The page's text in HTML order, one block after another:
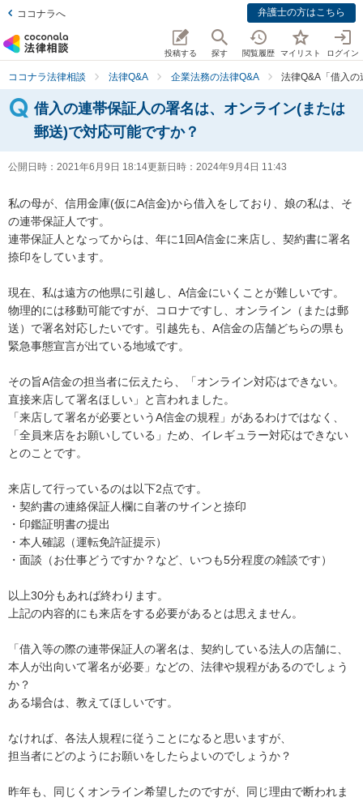
ココナラへ 弁護士の方はこちら
投稿する 探す 閲覧履歴 マイリスト ログイン
ココナラ法律相談 法律Q&A 企業法務の法律Q&A 法律Q&A「借入
借入の連帯保証人の署名は、オンライン(または
郵送)で対応可能ですか？
公開日時： 2021年6月9日 18:14更新日時： 2024年9月4日 11:43
私の母が、信用金庫(仮にA信金)から借入をしており、娘の私は、そ
の連帯保証人です。
連帯保証人となってからは、年に1回A信金に来店し、契約書に署名
捺印をしています。
現在、私は遠方の他県に引越し、A信金にいくことが難しいです。
物理的には移動可能ですが、コロナですし、オンライン（または郵
送）で署名対応したいです。引越先も、A信金の店舗どちらの県も
緊急事態宣言が出ている地域です。
その旨A信金の担当者に伝えたら、「オンライン対応はできない。
直接来店して署名ほしい」と言われました。
「来店して署名が必要というA信金の規程」があるわけではなく、
「全員来店をお願いしている」ため、イレギュラー対応はできない
とのことです。
来店して行っているのは以下2点です。
・契約書の連絡保証人欄に自著のサインと捺印
・印鑑証明書の提出
・本人確認（運転免許証提示）
・面談（お仕事どうですか？など、いつも5分程度の雑談です）
以上30分もあれば終わります。
上記の内容的にも来店をする必要があるとは思えません。
「借入等の際の連帯保証人の署名は、契約している法人の店舗に、
本人が出向いて署名が必要」などの、法律や規程があるのでしょう
か？
ある場合は、教えてほしいです。
なければ、各法人規程に従うことになると思いますが、
担当者にどのようにお願いをしたらよいのでしょうか？
昨年も、同じくオンライン希望したのですが、同じ理由で断われま